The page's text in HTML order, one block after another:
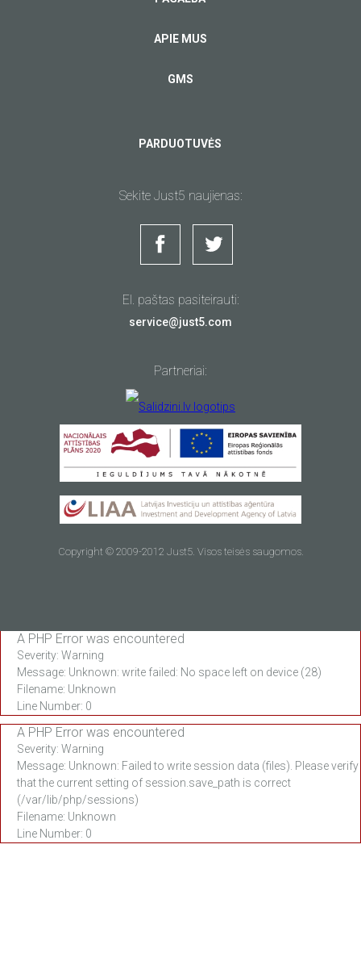
APIE MUS
GMS
PARDUOTUVĖS
Sekite Just5 naujienas:
El. paštas pasiteirauti:
service@just5.com
Partneriai:
Copyright © 2009-2012 Just5. Visos teisės saugomos.
A PHP Error was encountered
Severity: Warning
Message: Unknown: write failed: No space left on device (28)
Filename: Unknown
Line Number: 0
A PHP Error was encountered
Severity: Warning
Message: Unknown: Failed to write session data (files). Please verify
that the current setting of session.save_path is correct
(/var/lib/php/sessions)
Filename: Unknown
Line Number: 0